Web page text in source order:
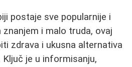
postaje sve popularnije i
znanjem i malo truda, ovaj
zdrava i ukusna alternativa
je u informisanju,